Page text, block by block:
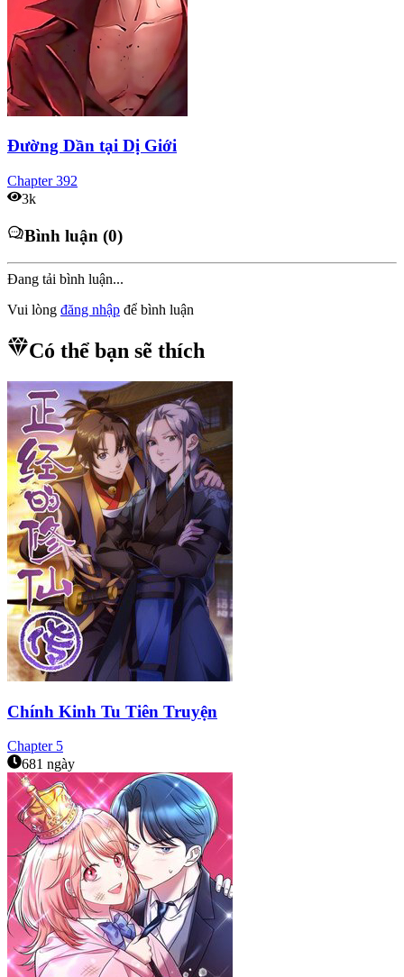
Đường Dần tại Dị Giới
Chapter392
3k
Bình luận (0)
Đang tải bình luận...
Vui lòng đăng nhập để bình luận
Có thể bạn sẽ thích
Chính Kinh Tu Tiên Truyện
Chapter 5
681 ngày